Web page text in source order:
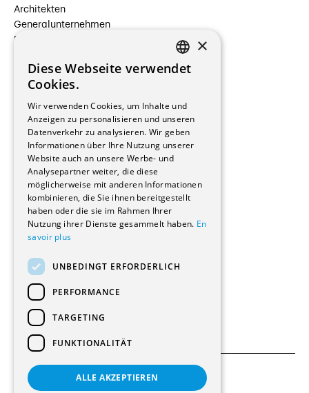
Architekten
Generalunternehmen
Beauftragte Unternehmen
Hersteller/Lieferanten
Bauherrschaften
Immobilienverwaltungsgesellschaften
Stockwerkeigentum
Reportagen
Wohnungen
Renovierungen
Innere Umbauten
Gastgewerbe und Tourismus
Verwaltungsgebäude und Geschäfte
Schuleinrichtungen
Medizinische Einrichtungen
Kultur - Sport - Freizeit
Industrie - Handwerk
Transport und Parkplätze
Diverse Bauten
Allgemeine Bedingungen
FRENCH
×
Diese Webseite verwendet
Cookies.
Wir verwenden Cookies, um Inhalte und
Anzeigen zu personalisieren und unseren
Datenverkehr zu analysieren. Wir geben
Informationen über Ihre Nutzung unserer
Website auch an unsere Werbe- und
Analysepartner weiter, die diese
möglicherweise mit anderen Informationen
kombinieren, die Sie ihnen bereitgestellt
haben oder die sie im Rahmen Ihrer
Nutzung ihrer Dienste gesammelt haben. En
savoir plus
UNBEDINGT ERFORDERLICH
PERFORMANCE
TARGETING
FUNKTIONALITÄT
ALLE AKZEPTIEREN